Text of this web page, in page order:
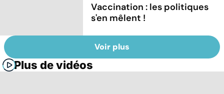
Vaccination : les politiques
s'en mêlent !
Voir plus
Plus de vidéos